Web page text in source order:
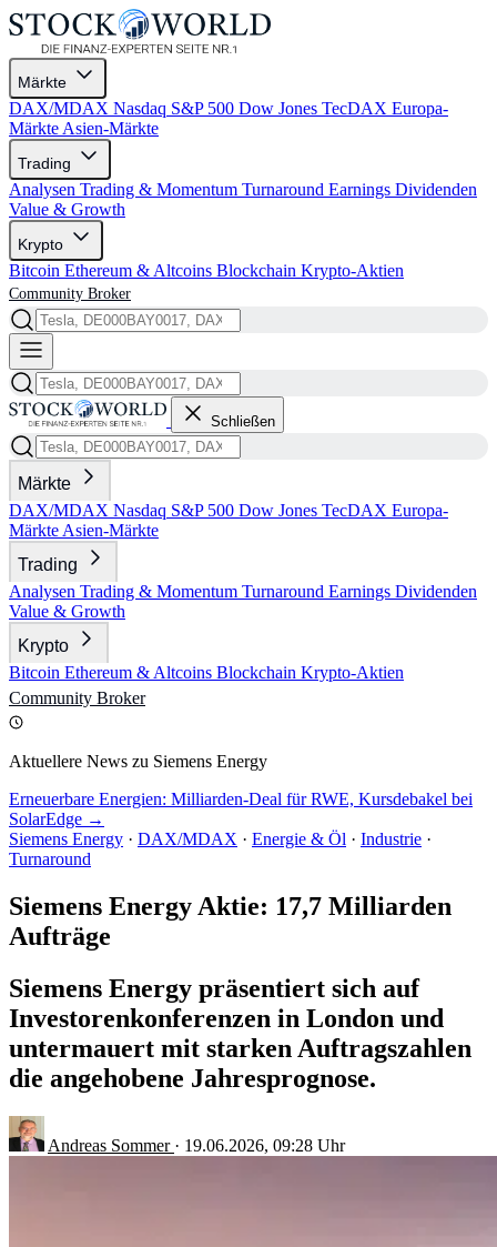
Märkte
DAX/MDAX Nasdaq S&P 500 Dow Jones TecDAX Europa-
Märkte Asien-Märkte
Trading
Analysen Trading & Momentum Turnaround Earnings Dividenden
Value & Growth
Krypto
Bitcoin Ethereum & Altcoins Blockchain Krypto-Aktien
Community Broker
Schließen
Märkte
DAX/MDAX Nasdaq S&P 500 Dow Jones TecDAX Europa-
Märkte Asien-Märkte
Trading
Analysen Trading & Momentum Turnaround Earnings Dividenden
Value & Growth
Krypto
Bitcoin Ethereum & Altcoins Blockchain Krypto-Aktien
Community Broker
Aktuellere News zu Siemens Energy
Erneuerbare Energien: Milliarden-Deal für RWE, Kursdebakel bei
SolarEdge →
Siemens Energy · DAX/MDAX · Energie & Öl · Industrie ·
Turnaround
Siemens Energy Aktie: 17,7 Milliarden
Aufträge
Siemens Energy präsentiert sich auf
Investorenkonferenzen in London und
untermauert mit starken Auftragszahlen
die angehobene Jahresprognose.
Andreas Sommer · 19.06.2026, 09:28 Uhr